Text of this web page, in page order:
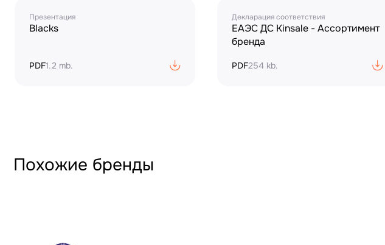
Презентация
Blacks
PDF1.2 mb.
Декларация соответствия
ЕАЭС ДС Kinsale - Ассортимент
бренда
PDF254 kb.
Похожие бренды